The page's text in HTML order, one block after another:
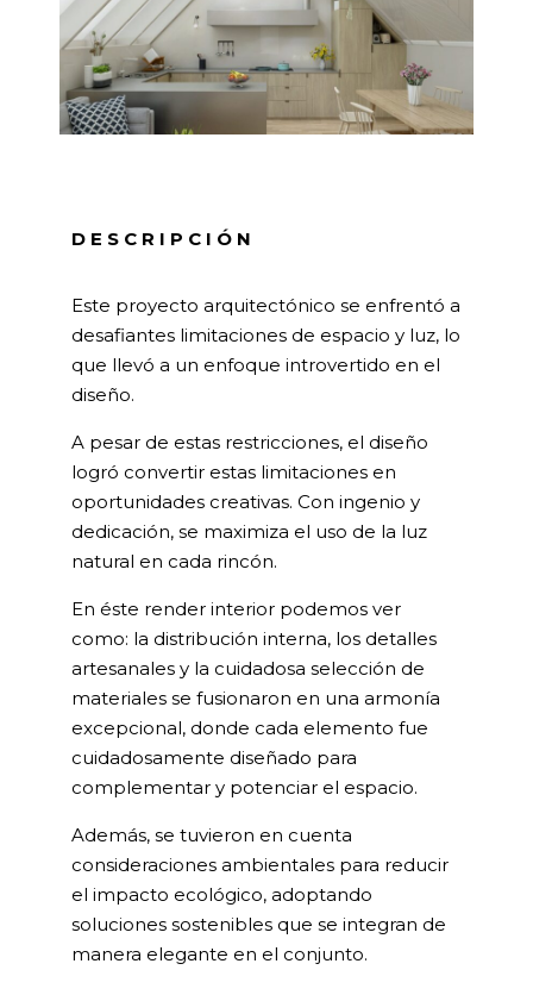
DESCRIPCIÓN
Este proyecto arquitectónico se enfrentó a
desafiantes limitaciones de espacio y luz, lo
que llevó a un enfoque introvertido en el
diseño.
A pesar de estas restricciones, el diseño
logró convertir estas limitaciones en
oportunidades creativas. Con ingenio y
dedicación, se maximiza el uso de la luz
natural en cada rincón.
En éste render interior podemos ver
como: la distribución interna, los detalles
artesanales y la cuidadosa selección de
materiales se fusionaron en una armonía
excepcional, donde cada elemento fue
cuidadosamente diseñado para
complementar y potenciar el espacio.
Además, se tuvieron en cuenta
consideraciones ambientales para reducir
el impacto ecológico, adoptando
soluciones sostenibles que se integran de
manera elegante en el conjunto.